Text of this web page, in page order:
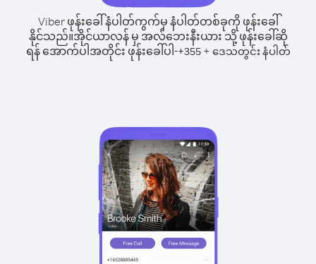
Viber ဖုန်းခေါ်နံပါတ်ကွက်မှ နံပါတ်တစ်ခုကို ဖုန်းခေါ်
နိုင်သည်။အိုင်ယာလန် မှ အလ်ဘေးနီးယား သို့ ဖုန်းခေါ်ဆို
ရန် အောက်ပါအတိုင်း ဖုန်းခေါ်ပါ-+355+ ဒေသတွင်း နံပါတ်